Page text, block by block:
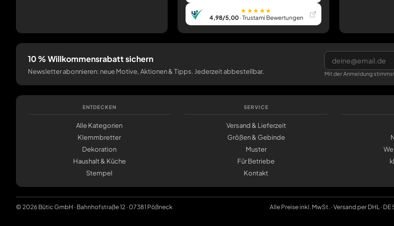
★★★★★
4,98/5,00 · Trustami Bewertungen
10 % Willkommensrabatt sichern
Newsletter abonnieren: neue Motive, Aktionen & Tipps. Jederzeit abbestellbar. Mit der Anmeldung
ENTDECKEN
Alle Kategorien
Klemmbretter
Dekoration
Haushalt & Küche
Stempel
SERVICE
Versand & Lieferzeit
Größen & Gebinde
Muster
Für Betriebe
Kontakt
© 2026 Bütic GmbH · Bahnhofstraße 12 · 07381 Pößneck Alle Preise inkl. MwSt. · Versand per DHL ·